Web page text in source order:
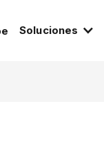
Soluciones